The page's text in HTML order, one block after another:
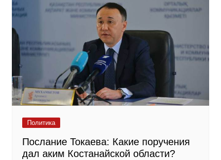
Политика
Послание Токаева: Какие поручения
дал аким Костанайской области?